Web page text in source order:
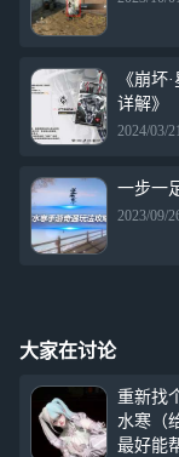
《崩坏
详解》
2024/03/
一步一
2023/09/
大家在讨论
重新找
水寒（
最好能